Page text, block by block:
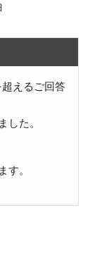
えるご回答
した。
す。